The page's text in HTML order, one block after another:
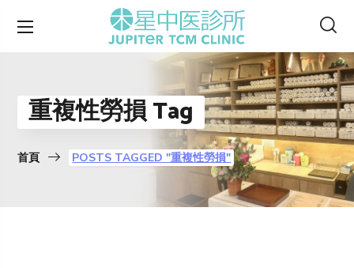
重複性勞損 Tag
首頁 POSTS TAGGED "重複性勞損"